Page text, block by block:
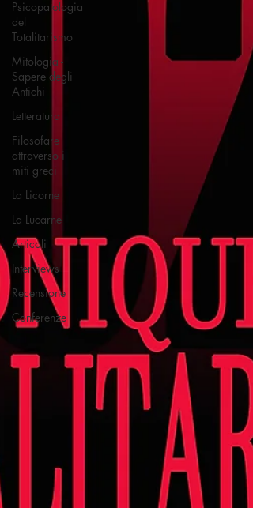
Psicopatologia
del
Totalitarismo
Mitologia -
Sapere degli
Antichi
Letteratura
Filosofare
attraverso i
miti greci
La Licorne
La Lucarne
Articoli
Interviews
Recensione
Conferenze